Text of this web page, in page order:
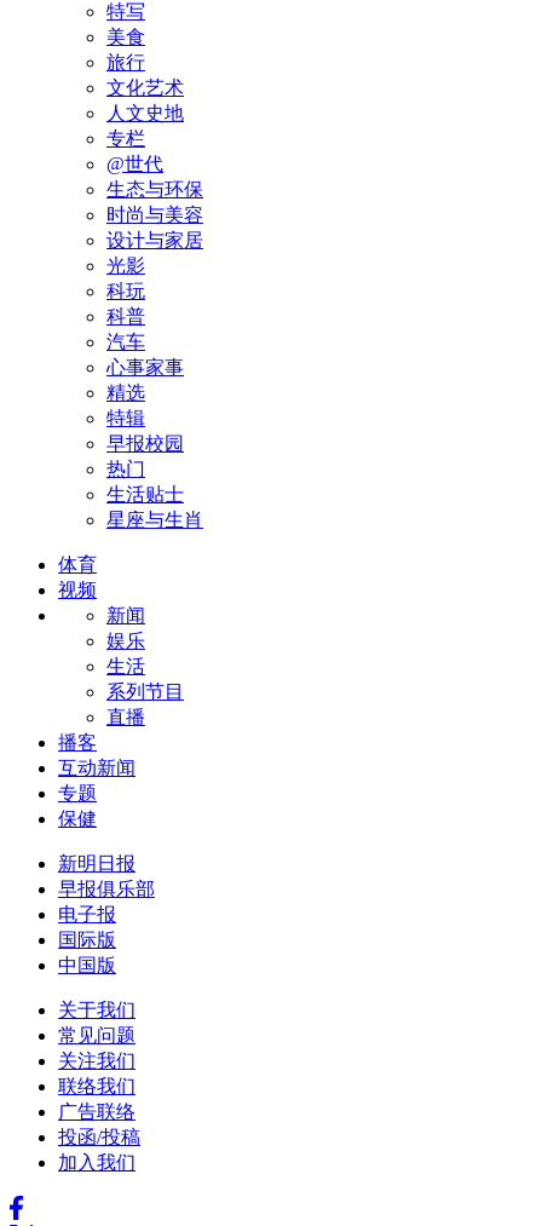
特写
美食
旅行
文化艺术
人文史地
专栏
@世代
生态与环保
时尚与美容
设计与家居
光影
科玩
科普
汽车
心事家事
精选
特辑
早报校园
热门
生活贴士
星座与生肖
体育
视频
新闻
娱乐
生活
系列节目
直播
播客
互动新闻
专题
保健
新明日报
早报俱乐部
电子报
国际版
中国版
关于我们
常见问题
关注我们
联络我们
广告联络
投函/投稿
加入我们